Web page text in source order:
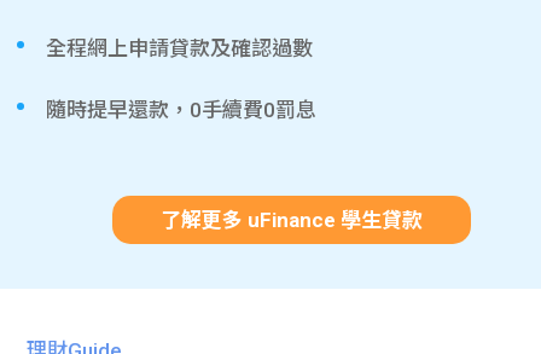
全程網上申請貸款及確認過數
隨時提早還款，0手續費0罰息
了解更多 uFinance 學生貸款